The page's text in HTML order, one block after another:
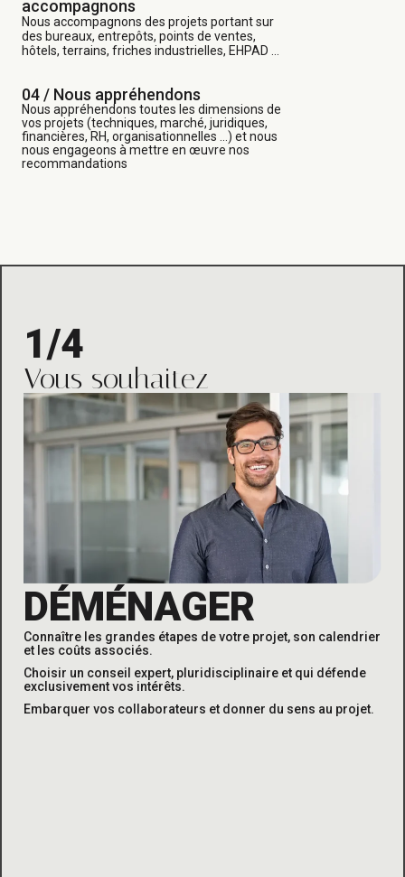
accompagnons
Nous accompagnons des projets portant sur
des bureaux, entrepôts, points de ventes,
hôtels, terrains, friches industrielles, EHPAD …
04 / Nous appréhendons
Nous appréhendons toutes les dimensions de
vos projets (techniques, marché, juridiques,
financières, RH, organisationnelles …) et nous
nous engageons à mettre en œuvre nos
recommandations
1/4
Vous souhaitez
DÉMÉNAGER
Connaître les grandes étapes de votre projet, son calendrier
et les coûts associés.
Choisir un conseil expert, pluridisciplinaire et qui défende
exclusivement vos intérêts.
Embarquer vos collaborateurs et donner du sens au projet.